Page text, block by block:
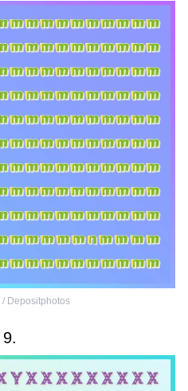
Depositphotos
9.